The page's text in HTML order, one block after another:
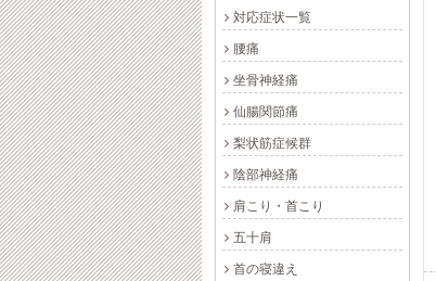
対応症状一覧
腰痛
坐骨神経痛
仙腸関節痛
梨状筋症候群
陰部神経痛
肩こり・首こり
五十肩
首の寝違え